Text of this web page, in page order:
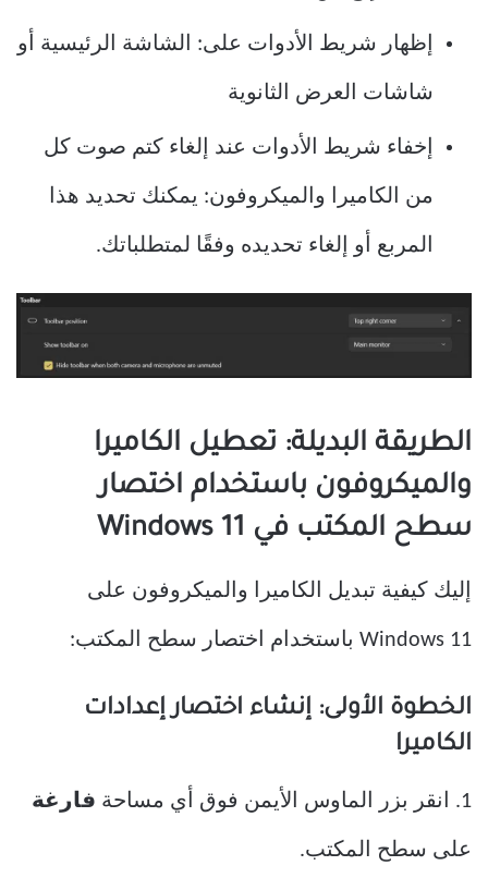
إظهار شريط الأدوات على: الشاشة الرئيسية أو
شاشات العرض الثانوية
إخفاء شريط الأدوات عند إلغاء كتم صوت كل
من الكاميرا والميكروفون: يمكنك تحديد هذا
المربع أو إلغاء تحديده وفقًا لمتطلباتك.
الطريقة البديلة: تعطيل الكاميرا
والميكروفون باستخدام اختصار
سطح المكتب في Windows 11
إليك كيفية تبديل الكاميرا والميكروفون على
Windows 11 باستخدام اختصار سطح المكتب:
الخطوة الأولى: إنشاء اختصار إعدادات
الكاميرا
1. انقر بزر الماوس الأيمن فوق أي مساحة فارغة
على سطح المكتب.